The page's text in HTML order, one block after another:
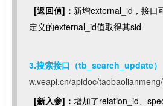
[返回值]： 新增external_id，接口
定义的external_id值取得其sid
3.搜索接口 （tb_search_update）
w.veapi.cn/apidoc/
[新入参]： 增加了relation_id、